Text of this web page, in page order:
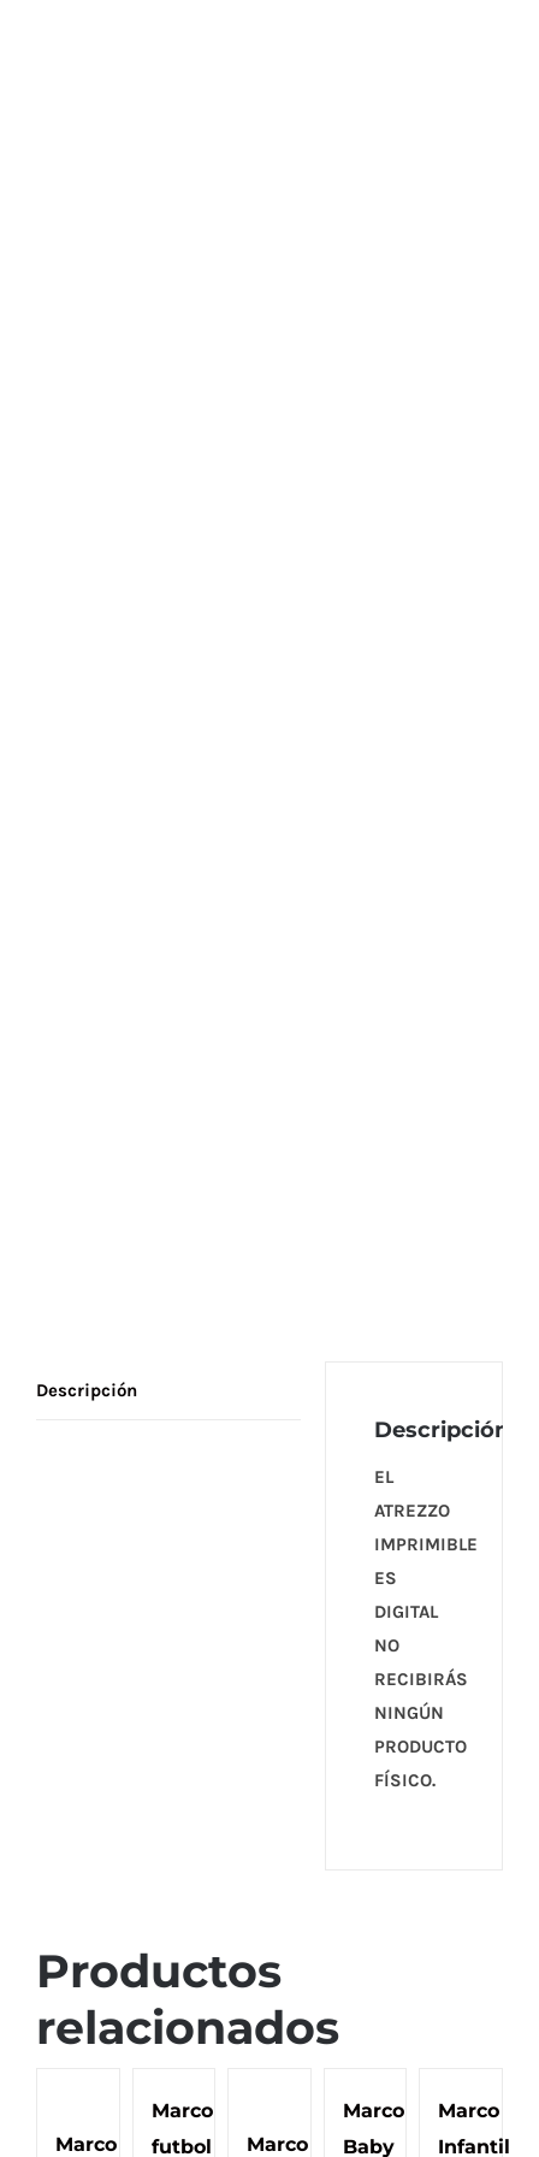
Descripción
Descripción
EL
ATREZZO
IMPRIMIBLE
ES
DIGITAL
NO
RECIBIRÁS
NINGÚN
PRODUCTO
FÍSICO.
Productos
relacionados
Marco
Marco
futbol
Marco
Marco
Baby
Marco
Infantil